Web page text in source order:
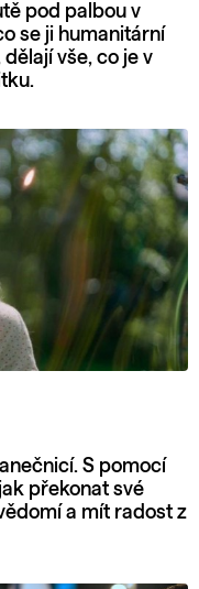
pod palbou v
se ji humanitární
vše, co je v
S pomocí
překonat své
a mít radost z